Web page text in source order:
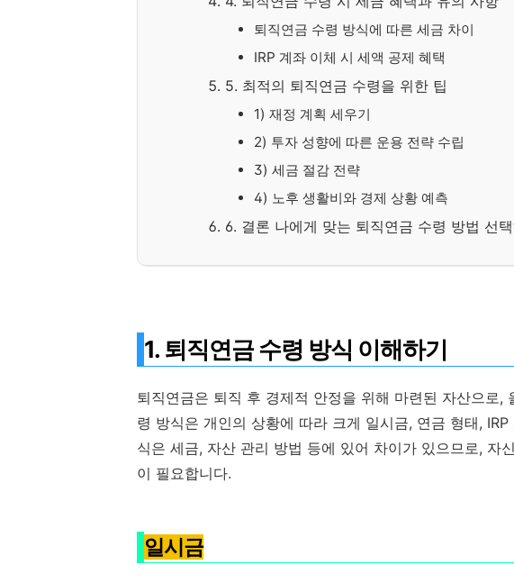
퇴직연금 수령 방식에 따른 세금 차이
IRP 계좌 이체 시 세액 공제 혜택
5. 최적의 퇴직연금 수령을 위한 팁
1) 재정 계획 세우기
2) 투자 성향에 따른 운용 전략 수립
3) 세금 절감 전략
4) 노후 생활비와 경제 상황 예측
6. 결론 나에게 맞는 퇴직연금 수령 방법 선
1. 퇴직연금 수령 방식 이해하기
퇴직연금은 퇴직 후 경제적 안정을 위해 마련된 자산으로,
령 방식은 개인의 상황에 따라 크게 일시금, 연금 형태,
식은 세금, 자산 관리 방법 등에 있어 차이가 있으므로, 자
이 필요합니다.
일시금